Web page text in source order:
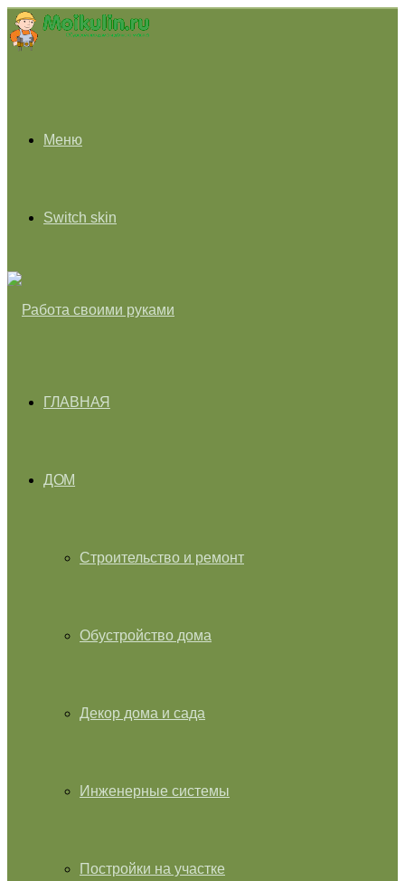
Меню
Switch skin
ГЛАВНАЯ
ДОМ
Строительство и ремонт
Обустройство дома
Декор дома и сада
Инженерные системы
Постройки на участке